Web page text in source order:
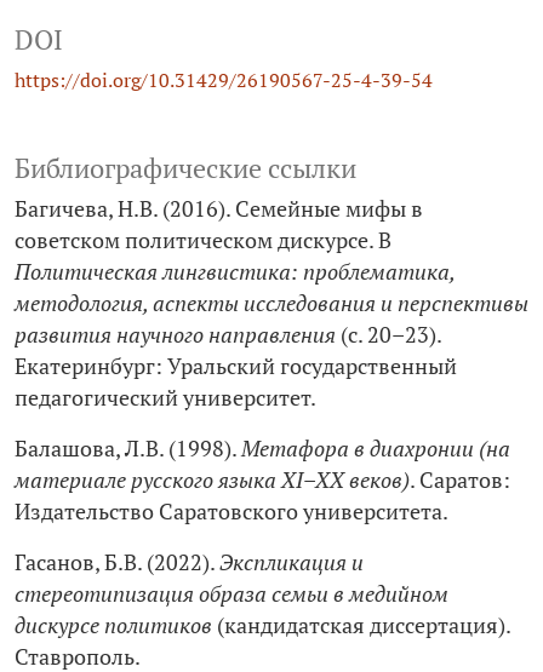
DOI
https://doi.org/10.31429/26190567-25-4-39-54
Библиографические ссылки
Багичева, Н.В. (2016). Семейные мифы в
советском политическом дискурсе. В
Политическая лингвистика: проблематика,
методология, аспекты исследования и перспективы
развития научного направления (с. 20–23).
Екатеринбург: Уральский государственный
педагогический университет.
Балашова, Л.В. (1998).Метафора в диахронии (на
материале русского языка XI–XX веков). Саратов:
Издательство Саратовского университета.
Гасанов, Б.В. (2022).Экспликация и
стереотипизация образа семьи в медийном
дискурсе политиков (кандидатская диссертация).
Ставрополь.